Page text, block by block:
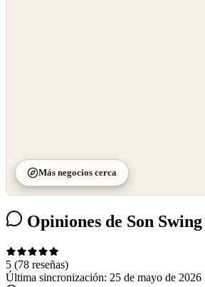
Más negocios cerca
Opiniones de Son Swing
5 (78 reseñas)
Última sincronización: 25 de mayo de 2026